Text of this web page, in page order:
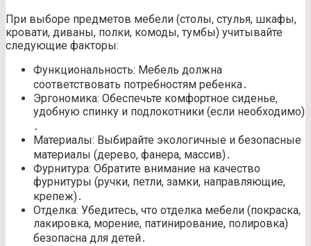
При выборе предметов мебели (столы, стулья, шкафы,
кровати, диваны, полки, комоды, тумбы) учитывайте
следующие факторы:
Функциональность: Мебель должна
соответствовать потребностям ребенка․
Эргономика: Обеспечьте комфортное сиденье,
удобную спинку и подлокотники (если необходимо)
․
Материалы: Выбирайте экологичные и безопасные
материалы (дерево, фанера, массив)․
Фурнитура: Обратите внимание на качество
фурнитуры (ручки, петли, замки, направляющие,
крепеж)․
Отделка: Убедитесь, что отделка мебели (покраска,
лакировка, морение, патинирование, полировка)
безопасна для детей․